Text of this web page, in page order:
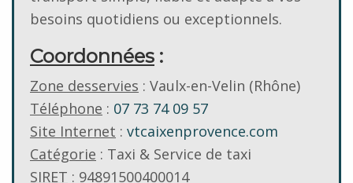
besoins quotidiens ou exceptionnels.
Coordonnées :
Zone desservies : Vaulx-en-Velin (Rhône)
Téléphone : 07 73 74 09 57
Site Internet : vtcaixenprovence.com
Catégorie : Taxi & Service de taxi
SIRET : 94891500400014